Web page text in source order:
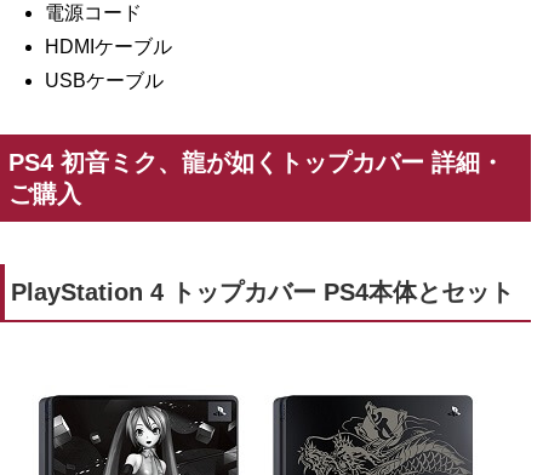
電源コード
HDMIケーブル
USBケーブル
PS4 初音ミク、龍が如くトップカバー 詳細・
ご購入
PlayStation 4 トップカバー PS4本体とセット